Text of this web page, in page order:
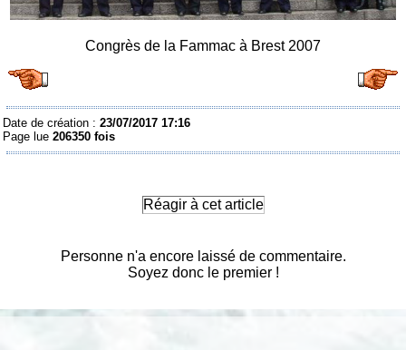
Congrès de la Fammac à Brest 2007
Date de création :23/07/2017 17:16
Page lue206350 fois
Réagir à cet article
Personne n'a encore laissé de commentaire.
Soyez donc le premier !